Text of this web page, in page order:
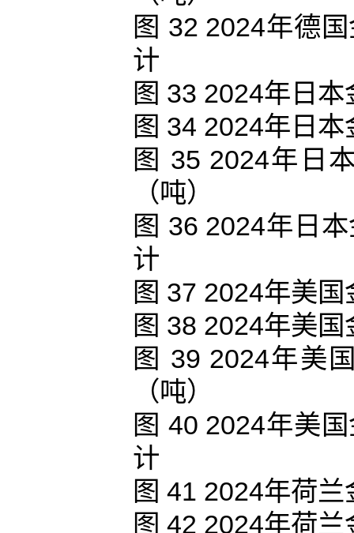
图 32 2024年德
计
图 33 2024年日
图 34 2024年日
图 35 2024年日
（吨）
图 36 2024年日
计
图 37 2024年美
图 38 2024年美
图 39 2024年美
（吨）
图 40 2024年美
计
图 41 2024年荷
图 42 2024年荷